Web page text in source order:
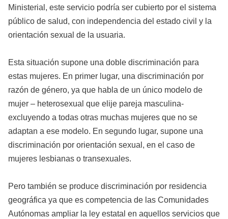
Ministerial, este servicio podría ser cubierto por el sistema
público de salud, con independencia del estado civil y la
orientación sexual de la usuaria.
Esta situación supone una doble discriminación para
estas mujeres. En primer lugar, una discriminación por
razón de género, ya que habla de un único modelo de
mujer – heterosexual que elije pareja masculina-
excluyendo a todas otras muchas mujeres que no se
adaptan a ese modelo. En segundo lugar, supone una
discriminación por orientación sexual, en el caso de
mujeres lesbianas o transexuales.
Pero también se produce discriminación por residencia
geográfica ya que es competencia de las Comunidades
Autónomas ampliar la ley estatal en aquellos servicios que